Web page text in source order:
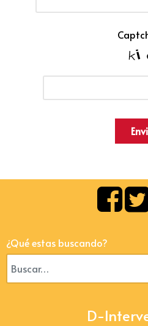
¿Qué estas buscando?
D-